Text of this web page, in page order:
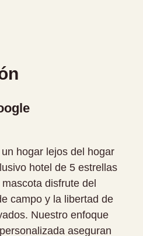
hogar lejos del hogar
hotel de 5 estrellas
disfrute del
campo y la libertad de
Nuestro enfoque
aseguran